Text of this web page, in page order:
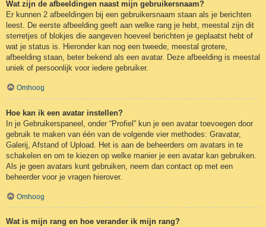
Wat zijn de afbeeldingen naast mijn gebruikersnaam?
Er kunnen 2 afbeeldingen bij een gebruikersnaam staan als je berichten
leest. De eerste afbeelding geeft aan welke rang je hebt, meestal zijn dit
sterretjes of blokjes die aangeven hoeveel berichten je geplaatst hebt of
wat je status is. Hieronder kan nog een tweede, meestal grotere,
afbeelding staan, beter bekend als een avatar. Deze afbeelding is meestal
uniek of persoonlijk voor iedere gebruiker.
Omhoog
Hoe kan ik een avatar instellen?
In je Gebruikerspaneel, onder “Profiel” kun je een avatar toevoegen door
gebruik te maken van één van de volgende vier methodes: Gravatar,
Galerij, Afstand of Upload. Het is aan de beheerders om avatars in te
schakelen en om te kiezen op welke manier je een avatar kan gebruiken.
Als je geen avatars kunt gebruiken, neem dan contact op met een
beheerder voor je vragen hierover.
Omhoog
Wat is mijn rang en hoe verander ik mijn rang?